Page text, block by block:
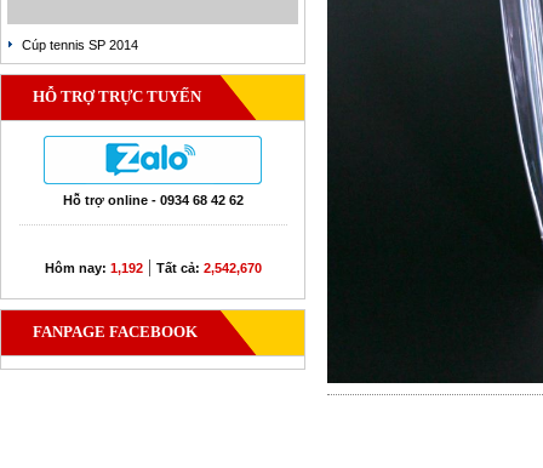
Cúp tennis SP 2014
HỖ TRỢ TRỰC TUYẾN
Hỗ trợ online - 0934 68 42 62
Hôm nay: 1,192| Tất cả: 2,542,670
FANPAGE FACEBOOK